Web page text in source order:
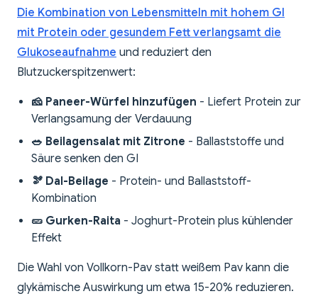
Die Kombination von Lebensmitteln mit hohem GI
mit Protein oder gesundem Fett verlangsamt die
Glukoseaufnahme und reduziert den
Blutzuckerspitzenwert:
🧀 Paneer-Würfel hinzufügen - Liefert Protein zur
Verlangsamung der Verdauung
🥗 Beilagensalat mit Zitrone - Ballaststoffe und
Säure senken den GI
🫘 Dal-Beilage - Protein- und Ballaststoff-
Kombination
🥒 Gurken-Raita - Joghurt-Protein plus kühlender
Effekt
Die Wahl von Vollkorn-Pav statt weißem Pav kann die
glykämische Auswirkung um etwa 15-20% reduzieren.